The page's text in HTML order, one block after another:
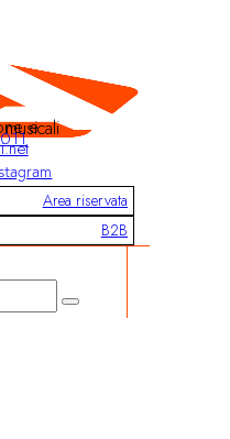
musicali
Area riservata
B2B